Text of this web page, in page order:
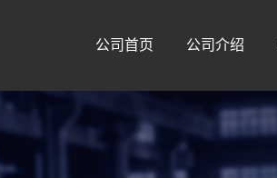
公司首页 公司介绍